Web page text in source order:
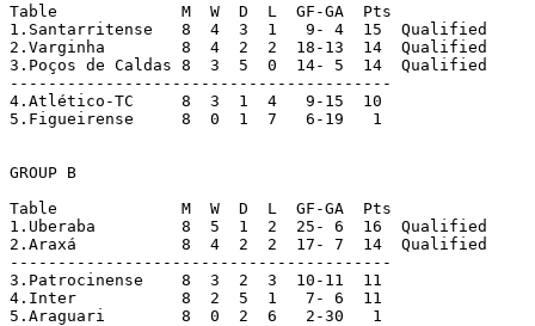
Table		  M  W  D  L  GF-GA  Pts
1.Santarritense   8  4  3  1   9- 4  15  Qualified
2.Varginha	  8  4  2  2  18-13  14  Qualified
3.Poços de Caldas 8  3  5  0  14- 5  14  Qualified
----------------------------------------
4.Atlético-TC	  8  3  1  4   9-15  10
5.Figueirense	  8  0  1  7   6-19   1
GROUP B
Table		  M  W  D  L  GF-GA  Pts
1.Uberaba	  8  5  1  2  25- 6  16  Qualified
2.Araxá		  8  4  2  2  17- 7  14  Qualified
----------------------------------------
3.Patrocinense	  8  3  2  3  10-11  11
4.Inter		  8  2  5  1   7- 6  11
5.Araguari	  8  0  2  6   2-30   1